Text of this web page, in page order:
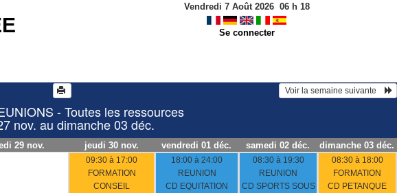
Vendredi 7 Août 2026 06h 18
Se connecter
Voir la semaine suivante
- Toutes les ressources
nov. au dimanche 03 déc.
29 nov. jeudi 30 nov. vendredi 01 déc. samedi 02 déc.
dimanche 03 déc.
09:30 à 17:00
FORMATION
CONSEIL
18:00 à 24:00
REUNION
CD EQUITATION
08:30 à 19:30
REUNION
CD SPORTS SOUS
08:30 à 18:00
FORMATION
CD PETANQUE